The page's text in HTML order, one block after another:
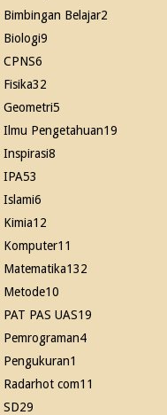
Bimbingan Belajar2
Biologi9
CPNS6
Fisika32
Geometri5
Ilmu Pengetahuan19
Inspirasi8
IPA53
Islami6
Kimia12
Komputer11
Matematika132
Metode10
PAT PAS UAS19
Pemrograman4
Pengukuran1
Radarhot com11
SD29